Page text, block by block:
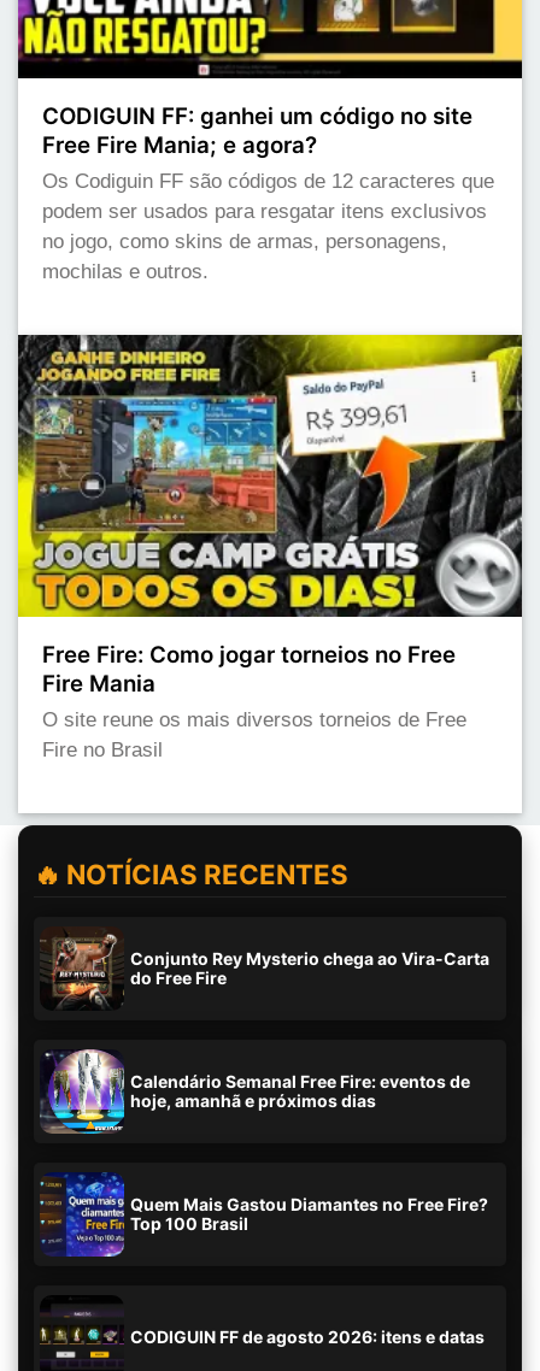
CODIGUIN FF: ganhei um código no site
Free Fire Mania; e agora?
Os Codiguin FF são códigos de 12 caracteres que
podem ser usados para resgatar itens exclusivos
no jogo, como skins de armas, personagens,
mochilas e outros.
Free Fire: Como jogar torneios no Free
Fire Mania
O site reune os mais diversos torneios de Free
Fire no Brasil
🔥 NOTÍCIAS RECENTES
Conjunto Rey Mysterio chega ao Vira-Carta
do Free Fire
Calendário Semanal Free Fire: eventos de
hoje, amanhã e próximos dias
Quem Mais Gastou Diamantes no Free Fire?
Top 100 Brasil
CODIGUIN FF de agosto 2026: itens e datas